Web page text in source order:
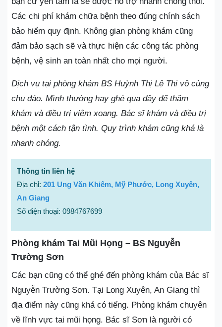
Các chi phí khám chữa bệnh theo đúng chính sách
bảo hiểm quy định. Không gian phòng khám cũng
đảm bảo sạch sẽ và thực hiện các công tác phòng
bệnh, vệ sinh an toàn nhất cho mọi người.
Dịch vụ tại phòng khám BS Huỳnh Thị Lệ Thi vô cùng
chu đáo. Mình thường hay ghé qua đây để thăm
khám và điều trị viêm xoang. Bác sĩ khám và điều trị
bệnh một cách tận tình. Quy trình khám cũng khá là
nhanh chóng.
Thông tin liên hệ
Địa chỉ: 201 Ung Văn Khiêm, Mỹ Phước, Long Xuyên,
An Giang
Số điện thoại: 0984767699
Phòng khám Tai Mũi Họng – BS Nguyễn
Trường Sơn
Các bạn cũng có thể ghé đến phòng khám của Bác sĩ
Nguyễn Trường Sơn. Tại Long Xuyên, An Giang thì
địa điểm này cũng khá có tiếng. Phòng khám chuyên
về lĩnh vực tai mũi họng. Bác sĩ Sơn là người có